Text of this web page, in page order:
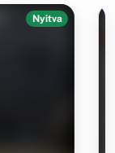
Nyitva